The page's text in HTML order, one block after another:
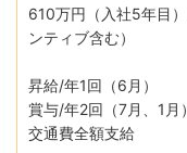
610万円（入社5年目
ンティブ含む）
昇給/年1回（6月）
賞与/年2回（7月、1月）
交通費全額支給